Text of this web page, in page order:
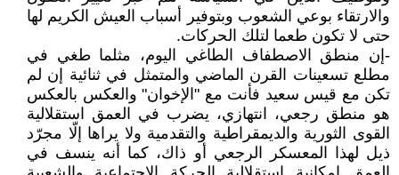
والارتقاء بوعي الشعوب وبتوفير أسباب العيش الكريم لها
حتى لا تكون طعما لتلك الحركات.
-إن منطق الاصطفاف الطاغي اليوم، مثلما طغي في
مطلع تسعينات القرن الماضي والمتمثل في ثنائية إن لم
تكن مع قيس سعيد فأنت مع "الإخوان" والعكس بالعكس
هو منطق رجعي، انتهازي، يضرب في العمق استقلالية
القوى الثورية والديمقراطية والتقدمية ولا يراها إلّا مجرّد
ذيل لهذا المعسكر الرجعي أو ذاك، كما أنه ينسف في